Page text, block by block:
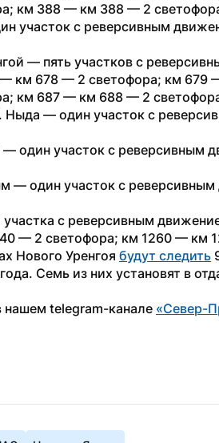
км 388 — км 388 — 2
участок с реверсивным
— пять участков с
км 678 — 2 светофора; км 679
км 687 — км 688 — 2
Ныда — один участок с
один участок с реверсивным
— один участок с
с реверсивным
— 2 светофора; км 1260 — км
Нового Уренгоя будут следить
Семь из них установят в
telegram-канале «Север-